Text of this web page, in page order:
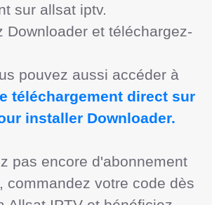
sur allsat iptv.
Downloader et téléchargez-
pouvez aussi accéder à
téléchargement direct sur
installer Downloader.
pas encore d'abonnement
commandez votre code dès